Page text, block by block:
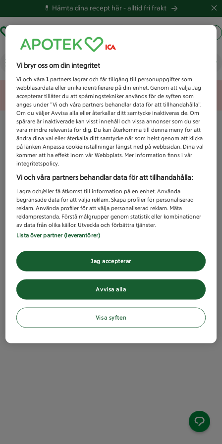
💊 Hämta dina recept här -alltid fri frakt
Vad letar du efter idag?
Unknown error
Vi bryr oss om din integritet
Vi och våra1 partners lagrar och får tillgång till personuppgifter som
webbläsardata eller unika identifierare på din enhet. Genom att välja Jag
accepterar tillåter du att spårningstekniker används för de syften som
anges under ”Vi och våra partners behandlar data för att tillhandahålla”.
Om du väljer Avvisa alla eller återkallar ditt samtycke inaktiveras de. Om
spårare är inaktiverade kan visst innehåll och vissa annonser som du ser
vara mindre relevanta för dig. Du kan återkomma till denna meny för att
ändra dina val eller återkalla ditt samtycke när som helst genom att klicka
på länken Anpassa cookieinställningar längst ned på webbsidan. Dina val
kommer att ha effekt inom vår Webbplats. Mer information finns i vår
integritetspolicy.
Vi och våra partners behandlar data för att tillhandahålla:
Lagra och/eller få åtkomst till information på en enhet. Använda
begränsade data för att välja reklam. Skapa profiler för personaliserad
reklam. Använda profiler för att välja personaliserad reklam. Mäta
reklamprestanda. Förstå målgrupper genom statistik eller kombinationer
av data från olika källor. Utveckla och förbättra tjänster.
Lista över partner (leverantörer)
Avvisa alla
Jag accepterar
Visa syften